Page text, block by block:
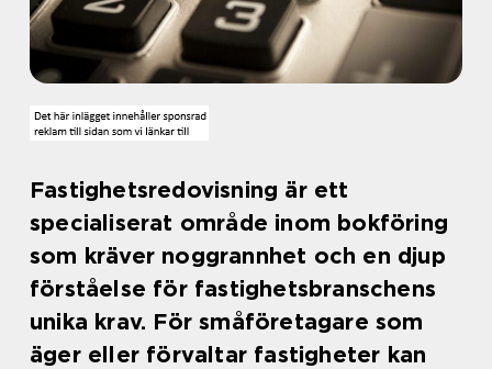
Fastighetsredovisning är ett
specialiserat område inom bokföring
som kräver noggrannhet och en djup
förståelse för fastighetsbranschens
unika krav. För småföretagare som
äger eller förvaltar fastigheter kan